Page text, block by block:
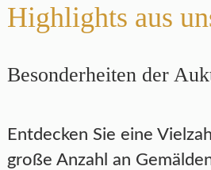
Highlights aus
Besonderheiten der
Entdecken Sie eine
große Anzahl an